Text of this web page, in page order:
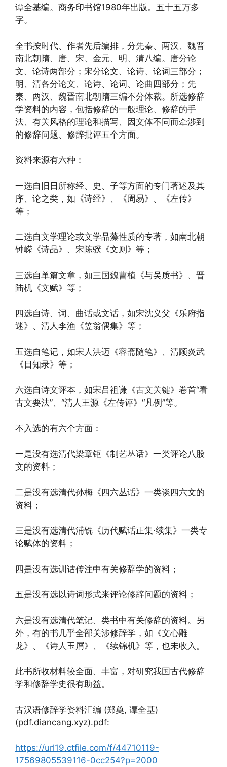
谭全基编。商务印书馆1980年出版。五十五万多
字。
全书按时代、作者先后编排，分先秦、两汉、魏晋
南北朝隋、唐、宋、金元、明、清八编。唐分论
文、论诗两部分；宋分论文、论诗、论词三部分；
明、清各分论文、论诗、论词、论曲四部分；先
秦、两汉、魏晋南北朝隋三编不分体裁。所选修辞
学资料的内容，包括修辞的一般理论、修辞的手
法、有关风格的理论和描写、因文体不同而牵涉到
的修辞问题、修辞批评五个方面。
资料来源有六种：
一选自旧日所称经、史、子等方面的专门著述及其
序、论之类，如《诗经》、《周易》、《左传》
等；
二选自文学理论或文学品藻性质的专著，如南北朝
钟嵘《诗品》、宋陈骙《文则》等；
三选自单篇文章，如三国魏曹植《与吴质书》、晋
陆机《文赋》等；
四选自诗、词、曲话或文话，如宋沈义父《乐府指
迷》、清人李渔《笠翁偶集》等；
五选自笔记，如宋人洪迈《容斋随笔》、清顾炎武
《日知录》等；
六选自诗文评本，如宋吕祖谦《古文关键》卷首“看
古文要法”、“清人王源《左传评》“凡例”等。
不入选的有六个方面：
一是没有选清代梁章钜《制艺丛话》一类评论八股
文的资料；
二是没有选清代孙梅《四六丛话》一类谈四六文的
资料；
三是没有选清代浦铣《历代赋话正集·续集》一类专
论赋体的资料；
四是没有选训诂传注中有关修辞学的资料；
五是没有选以诗词形式来评论修辞问题的资料；
六是没有选清代笔记、类书中有关修辞的资料。另
外，有的书几乎全部关涉修辞学，如《文心雕
龙》、《诗人玉屑》、《续锦机》等，也未收入。
此书所收材料较全面、丰富，对研究我国古代修辞
学和修辞学史很有助益。
古汉语修辞学资料汇编 (郑奠, 谭全基)
(pdf.diancang.xyz).pdf:
https://url19.ctfile.com/f/44710119-
17569805539116-0cc254?p=2000